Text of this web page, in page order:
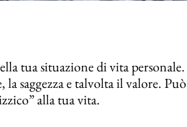
tua situazione di vita personale.
saggezza e talvolta il valore. Può
alla tua vita.